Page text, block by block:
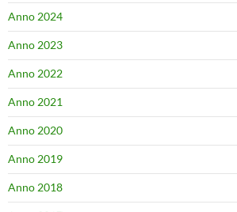
Anno 2024
Anno 2023
Anno 2022
Anno 2021
Anno 2020
Anno 2019
Anno 2018